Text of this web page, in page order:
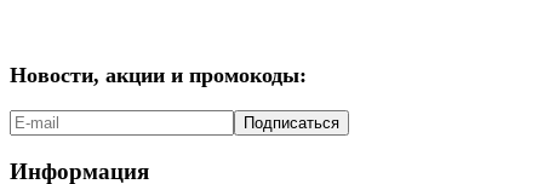
Новости, акции и промокоды:
Подписаться
Информация